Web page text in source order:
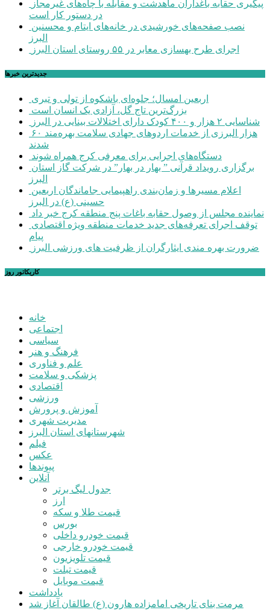
در دستور کار است
البرز
اجرای طرح بهسازی معابر در ۵۵ روستای استان البرز
جديدترين خبرها
اربعین امسال؛ جلوه‌ای باشکوه از تولی و تبری
بزرگ‌ترین تاج گل، آزادی یک انسان است
شناسایی ۲ هزار و ۴۰۰ کودک دارای اختلالات بینایی در البرز
۶۰ هزار البرزی از خدمات اردوهای جهادی سلامت بهره‌مند
شدند
دستگاه‌های اجرایی برای معرفی کرج همراه شوند
البرز
حسینی (ع) در البرز
نماینده مجلس از وصول حقابه باغات پنج منطقه کرج خبر داد
پیام
ضرورت بهره مندی ایثارگران از ظرفیت های ورزشی البرز
کاریکاتور روز
خانه
اجتماعی
سیاسی
فرهنگ و هنر
علم و فناوری
پزشکی و سلامت
اقتصادی
ورزشی
آموزش و پرورش
مدیریت شهری
شهرستانهای استان البرز
فیلم
عکس
پیوندها
آنلاین
جدول لیگ برتر
ارز
قیمت طلا و سکه
بورس
قیمت خودرو داخلی
قیمت خودرو خارجی
قیمت تلویزیون
قیمت تبلت
قیمت موبایل
یادداشت
مرمت بنای تاریخی امامزاده هارون (ع) طالقان آغاز شد